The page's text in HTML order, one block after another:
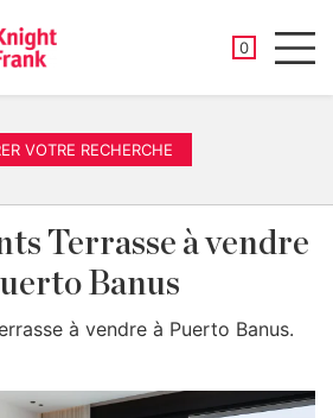
0
VOTRE RECHERCHE
Terrasse à vendre
Banus
à vendre à Puerto Banus.